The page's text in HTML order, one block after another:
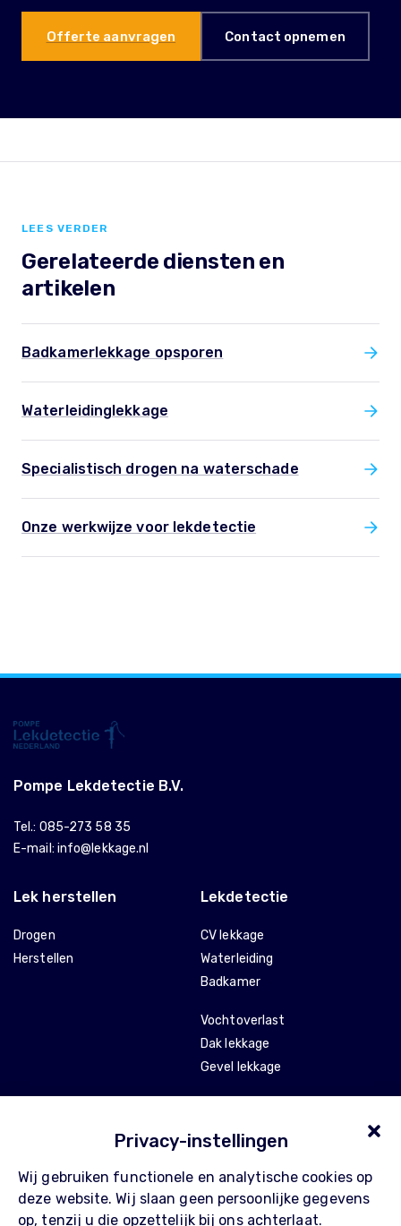
Privacy-instellingen
Wij gebruiken functionele en analytische cookies op
deze website. Wij slaan geen persoonlijke gegevens
op, tenzij u die opzettelijk bij ons achterlaat.
Offerte aanvragen Contact opnemen
LEES VERDER
Gerelateerde diensten en
artikelen
Badkamerlekkage opsporen
Waterleidinglekkage
Specialistisch drogen na waterschade
Onze werkwijze voor lekdetectie
Pompe Lekdetectie B.V.
Tel.: 085-273 58 35
E-mail: info@lekkage.nl
Lekdetectie
CV lekkage
Waterleiding
Badkamer
Vochtoverlast
Dak lekkage
Gevel lekkage
Lek herstellen
Drogen
Herstellen
Over Pompe
Waarom Pompe
Contact
FAQ